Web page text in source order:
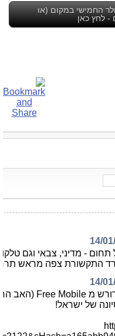
החמישי במקום (או
- לחץ כאן